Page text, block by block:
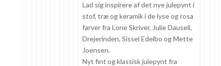
Lad sig inspirere af det nye julepynt i
stof, træ og keramik i de lyse og rosa
farver fra Lone Skriver, Julie Dausell,
Drejerinden, Sissel Edelbo og Mette
Joensen.
Nyt fint og klassisk julepynt fra